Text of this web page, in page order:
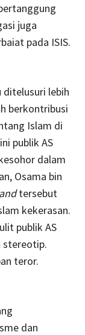
juga
pada ISIS.
ditelusuri lebih
berkontribusi
Islam di
publik AS
dalam
Osama bin
tersebut
kekerasan.
publik AS
stereotip.
teror.
dan